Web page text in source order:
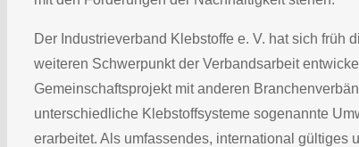
Der Industrieverband Klebstoffe e. V. hat sich
weiteren Schwerpunkt der Verbandsarbeit
Gemeinschaftsprojekt mit anderen
unterschiedliche Klebstoffsysteme sogenannte
erarbeitet. Als umfassendes, international gültiges